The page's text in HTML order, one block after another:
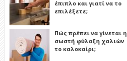
έπιπλο και γιατί να το
επιλέξετε;
Πώς πρέπει να γίνεται η
σωστή φύλαξη χαλιών
το καλοκαίρι;